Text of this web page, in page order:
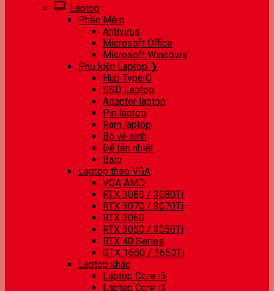
Laptop
Phần Mềm
Antivirus
Microsoft Office
Microsoft Windows
Phụ kiện Laptop ❯
Hub Type C
SSD Laptop
Adapter laptop
Pin laptop
Ram laptop
Bộ vệ sinh
Đế tản nhiệt
Balo
Laptop theo VGA
VGA AMD
RTX 3080 / 3080Ti
RTX 3070 / 3070Ti
RTX 3060
RTX 3050 / 3050Ti
RTX 40 Series
GTX 1650 / 1650Ti
Laptop khác
Laptop Core i5
Laptop Core i3